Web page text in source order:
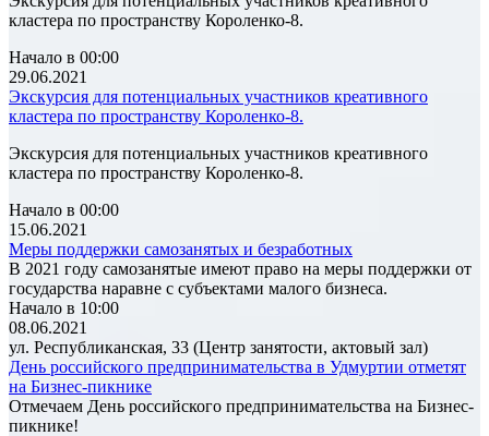
кластера по пространству Короленко-8.
Начало в 00:00
29.06.2021
Экскурсия для потенциальных участников креативного
кластера по пространству Короленко-8.
Экскурсия для потенциальных участников креативного
кластера по пространству Короленко-8.
Начало в 00:00
15.06.2021
Меры поддержки самозанятых и безработных
В 2021 году самозанятые имеют право на меры поддержки от
государства наравне с субъектами малого бизнеса.
Начало в 10:00
08.06.2021
ул. Республиканская, 33 (Центр занятости, актовый зал)
День российского предпринимательства в Удмуртии отметят
на Бизнес-пикнике
Отмечаем День российского предпринимательства на Бизнес-
пикнике!